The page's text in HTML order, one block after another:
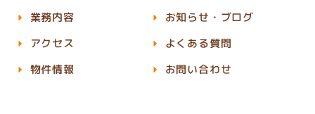
業務内容
アクセス
物件情報
お知らせ・ブログ
よくある質問
お問い合わせ